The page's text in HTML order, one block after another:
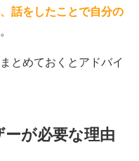
話をしたことで自分の
とめておくとアドバイ
ーが必要な理由